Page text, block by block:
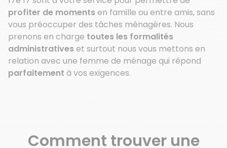
profiter de moments en famille ou entre amis, sans
vous préoccuper des tâches ménagères. Nous
prenons en charge toutes les formalités
administratives et surtout nous vous mettons en
relation avec une femme de ménage qui répond
parfaitement à vos exigences.
Comment trouver une